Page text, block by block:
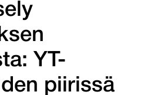
YT-
piirissä